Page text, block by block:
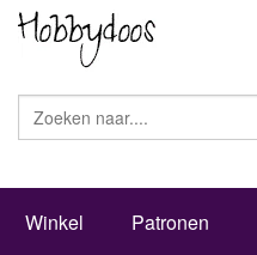
Winkel Patronen